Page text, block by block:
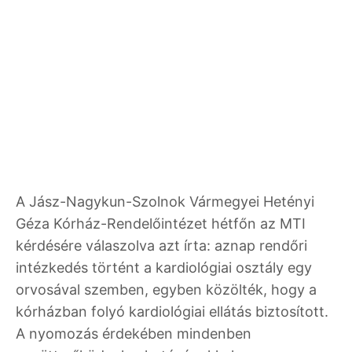
A Jász-Nagykun-Szolnok Vármegyei Hetényi
Géza Kórház-Rendelőintézet hétfőn az MTI
kérdésére válaszolva azt írta: aznap rendőri
intézkedés történt a kardiológiai osztály egy
orvosával szemben, egyben közölték, hogy a
kórházban folyó kardiológiai ellátás biztosított.
A nyomozás érdekében mindenben